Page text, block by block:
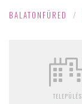
BALATONFÜRED /
TELEPÜLÉS